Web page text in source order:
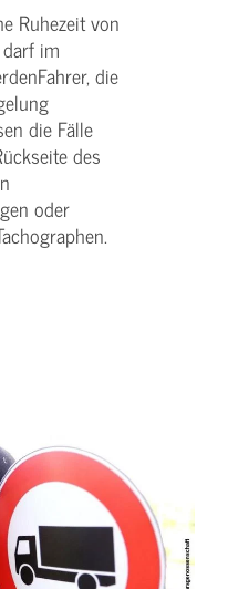
Ruhezeit von
im
die
die Fälle
des
oder